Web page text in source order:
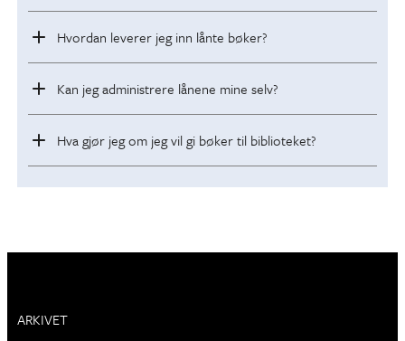
Hvordan leverer jeg inn lånte bøker?
Kan jeg administrere lånene mine selv?
Hva gjør jeg om jeg vil gi bøker til biblioteket?
ARKIVET